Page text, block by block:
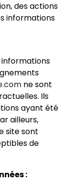
des actions
informations
informations
ne sont
Ils
ayant été
ailleurs,
site sont
de
: